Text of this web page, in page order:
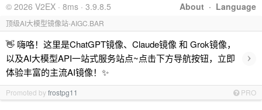
About · Language
© 2026 V2EX · 8ms · 3.9.8.5
顶级AI大模型镜像站-AIGC.BAR
👋 嗨咯！这里是ChatGPT镜像、Claude镜像 和 Grok镜像，
以及AI大模型API一站式服务站点~点击下方导航按钮，立即
体验丰富的主流AI镜像！✨
›
Promoted byfrostpg11 PRO